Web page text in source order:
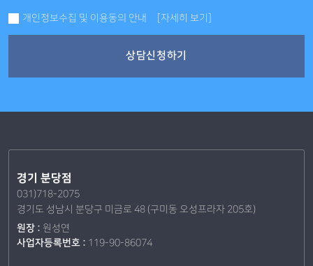
개인정보수집 및 이용동의 안내 [자세히 보기]
상담신청하기
경기 분당점
031)718-2075
경기도 성남시 분당구 미금로 48 (구미동 오성프라자 205호)
원장 : 원성연
사업자등록번호 : 119-90-86074